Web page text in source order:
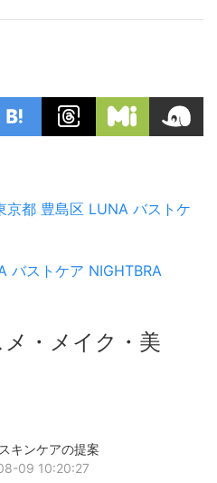
京都 豊島区 LUNA バストケ
バストケア NIGHTBRA
・メイク・美
キンケアの提案
09 10:20:27